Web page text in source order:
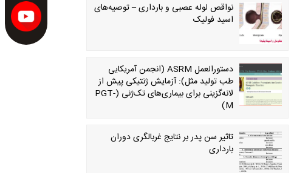
نواقص لوله عصبی و بارداری – توصیه‌های
اسید فولیک
دستورالعمل ASRM (انجمن آمریکایی
طب تولید مثل): آزمایش ژنتیکی پیش از
لانه‌گزینی برای بیماری‌های تک‌ژنی (PGT-
M)
تاثیر سن پدر بر نتایج غربالگری دوران
بارداری